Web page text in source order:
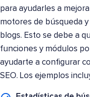
para ayudarles a
motores de búsqueda
blogs. Esto se debe a
funciones y módulos
ayudarte a configurar
SEO. Los ejemplos